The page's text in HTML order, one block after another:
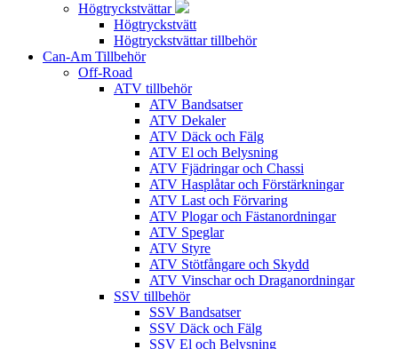
Högtryckstvättar
Högtryckstvätt
Högtryckstvättar tillbehör
Can-Am Tillbehör
Off-Road
ATV tillbehör
ATV Bandsatser
ATV Dekaler
ATV Däck och Fälg
ATV El och Belysning
ATV Fjädringar och Chassi
ATV Hasplåtar och Förstärkningar
ATV Last och Förvaring
ATV Plogar och Fästanordningar
ATV Speglar
ATV Styre
ATV Stötfångare och Skydd
ATV Vinschar och Draganordningar
SSV tillbehör
SSV Bandsatser
SSV Däck och Fälg
SSV El och Belysning